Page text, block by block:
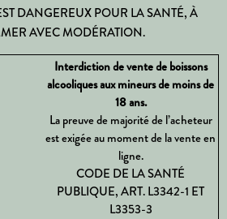
DANGEREUX POUR LA SANTÉ, À
AVEC MODÉRATION.
Interdiction de vente de boissons
alcooliques aux mineurs de moins de
18 ans.
La preuve de majorité de l’acheteur
est exigée au moment de la vente en
ligne.
CODE DE LA SANTÉ
PUBLIQUE, ART. L3342-1 ET
L3353-3